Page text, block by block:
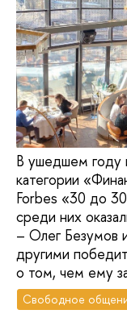
В ушедшем году
категории
Forbes «30 до
среди них
– Олег Безумов
другими
о том, чем ему
Свободное